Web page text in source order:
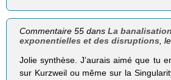
Commentaire 55 dansLa
exponentielles et des disruptions ,
Jolie synthèse. J’aurais aimé que tu
sur Kurzweil ou même sur la